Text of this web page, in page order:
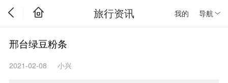
我的 导航
旅行资讯
邢台绿豆粉条
2021-02-08 小兴